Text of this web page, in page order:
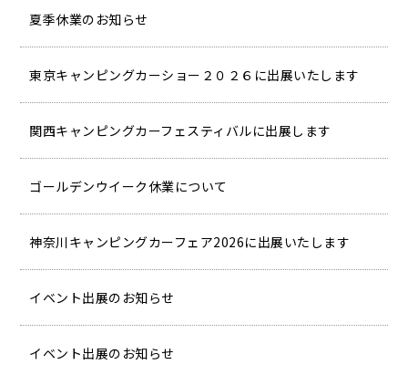
夏季休業のお知らせ
東京キャンピングカーショー２０２６に出展いたします
関西キャンピングカーフェスティバルに出展します
ゴールデンウイーク休業について
神奈川キャンピングカーフェア2026に出展いたします
イベント出展のお知らせ
イベント出展のお知らせ